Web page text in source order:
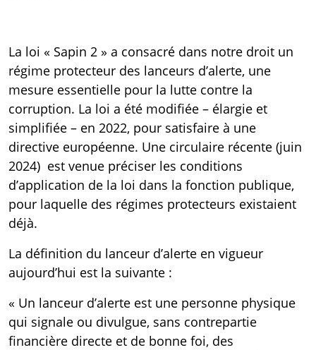
La loi « Sapin 2 » a consacré dans notre droit un
régime protecteur des lanceurs d’alerte, une
mesure essentielle pour la lutte contre la
corruption. La loi a été modifiée – élargie et
simplifiée – en 2022, pour satisfaire à une
directive européenne. Une circulaire récente (juin
2024) est venue préciser les conditions
d’application de la loi dans la fonction publique,
pour laquelle des régimes protecteurs existaient
déjà.
La définition du lanceur d’alerte en vigueur
aujourd’hui est la suivante :
« Un lanceur d’alerte est une personne physique
qui signale ou divulgue, sans contrepartie
financière directe et de bonne foi, des